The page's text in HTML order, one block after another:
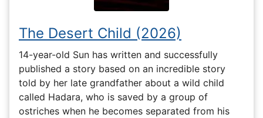
The Desert Child (2026)
14-year-old Sun has written and successfully
published a story based on an incredible story
told by her late grandfather about a wild child
called Hadara, who is saved by a group of
ostriches when he becomes separated from his